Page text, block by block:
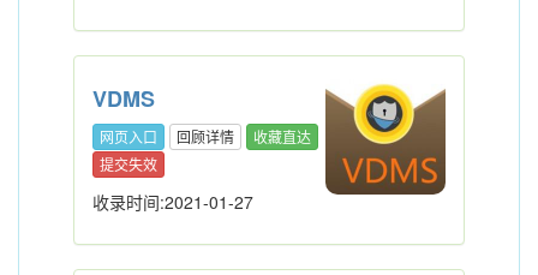
VDMS
网页入口 回顾详情
收藏直达
提交失效
收录时间:2021-01-27